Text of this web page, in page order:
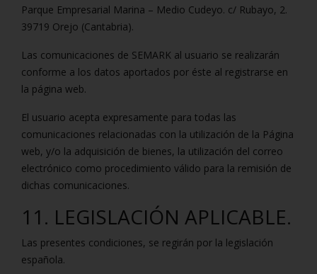
Parque Empresarial Marina – Medio Cudeyo. c/ Rubayo, 2.
39719 Orejo (Cantabria).
Las comunicaciones de SEMARK al usuario se realizarán
conforme a los datos aportados por éste al registrarse en
la página web.
El usuario acepta expresamente para todas las
comunicaciones relacionadas con la utilización de la Página
web, y/o la adquisición de bienes, la utilización del correo
electrónico como procedimiento válido para la remisión de
dichas comunicaciones.
11. LEGISLACIÓN APLICABLE.
Las presentes condiciones, se regirán por la legislación
española.